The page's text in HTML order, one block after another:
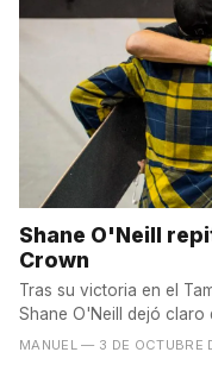
Shane O'Neill
Crown
Tras su victoria en el
Shane O'Neill dejó claro
MANUEL — 3 DE OCTUBRE